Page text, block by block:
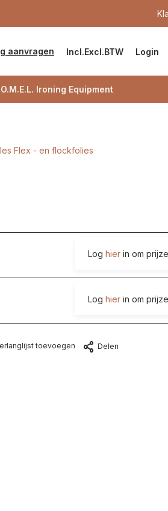
aanvragen Incl.Excl.BTW Login
Ironing Equipment
Flex - en flockfolies
Log hierin om
Log hierin om
toevoegen Delen